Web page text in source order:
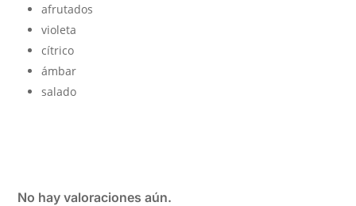
afrutados
violeta
cítrico
ámbar
salado
No hay valoraciones aún.